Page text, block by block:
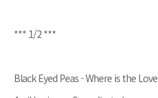
*** 1/2 ***
Black Eyed Peas - Where is the Love